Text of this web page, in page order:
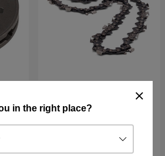
in the right place?
Sågkedja H64 .404" / 1,6
mm
Best. vara. Skickas om 2-5
vardagar